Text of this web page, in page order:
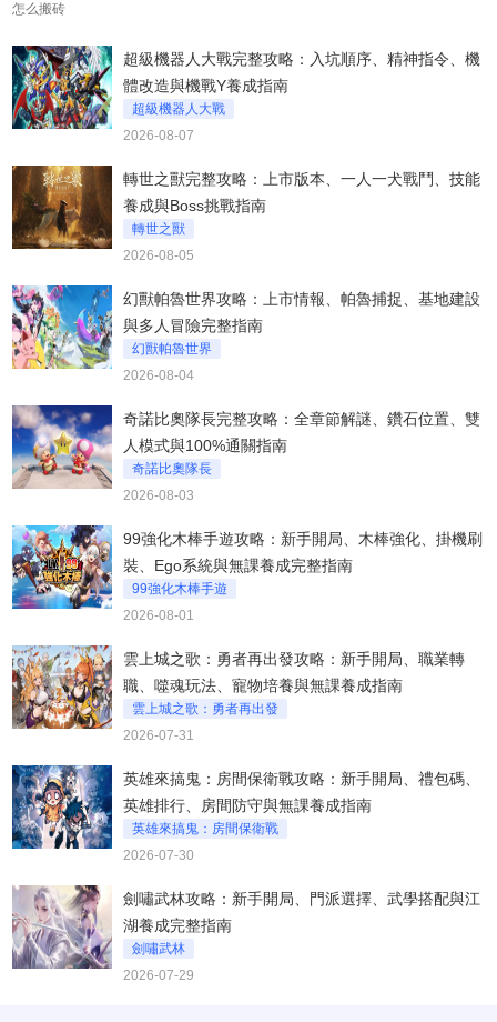
怎么搬砖
超級機器人大戰完整攻略：入坑順序、精神指令、機
體改造與機戰Y養成指南
超級機器人大戰
2026-08-07
轉世之獸完整攻略：上市版本、一人一犬戰鬥、技能
養成與Boss挑戰指南
轉世之獸
2026-08-05
幻獸帕魯世界攻略：上市情報、帕魯捕捉、基地建設
與多人冒險完整指南
幻獸帕魯世界
2026-08-04
奇諾比奧隊長完整攻略：全章節解謎、鑽石位置、雙
人模式與100%通關指南
奇諾比奧隊長
2026-08-03
99強化木棒手遊攻略：新手開局、木棒強化、掛機刷
裝、Ego系統與無課養成完整指南
99強化木棒手遊
2026-08-01
雲上城之歌：勇者再出發攻略：新手開局、職業轉
職、噬魂玩法、寵物培養與無課養成指南
雲上城之歌：勇者再出發
2026-07-31
英雄來搞鬼：房間保衛戰攻略：新手開局、禮包碼、
英雄排行、房間防守與無課養成指南
英雄來搞鬼：房間保衛戰
2026-07-30
劍嘯武林攻略：新手開局、門派選擇、武學搭配與江
湖養成完整指南
劍嘯武林
2026-07-29